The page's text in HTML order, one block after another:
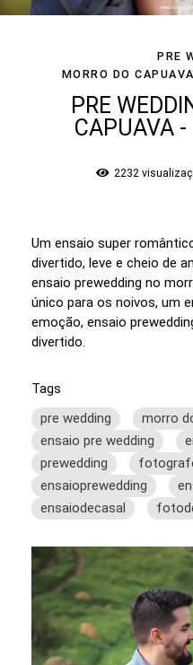
PRE
MORRO DO CAPUAVA
PRE
CAPUAVA -
2232
Um ensaio super
divertido, leve e cheio de
ensaio prewedding no
único para os noivos, um
emoção, ensaio
divertido.
Tags
pre wedding
morro
ensaio pre wedding
prewedding
ensaioprewedding
ensaiodecasal